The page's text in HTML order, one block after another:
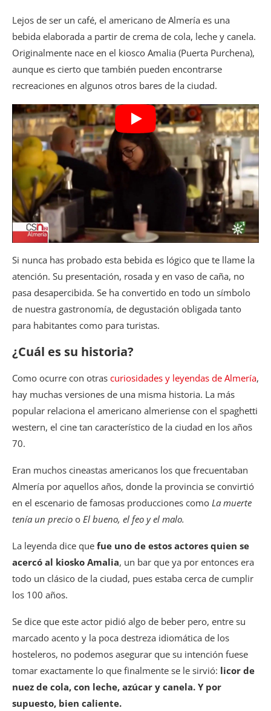
Lejos de ser un café, el americano de Almería es una
bebida elaborada a partir de crema de cola, leche y canela.
Originalmente nace en el kiosco Amalia (Puerta Purchena),
aunque es cierto que también pueden encontrarse
recreaciones en algunos otros bares de la ciudad.
Si nunca has probado esta bebida es lógico que te llame la
atención. Su presentación, rosada y en vaso de caña, no
pasa desapercibida. Se ha convertido en todo un símbolo
de nuestra gastronomía, de degustación obligada tanto
para habitantes como para turistas.
¿Cuál es su historia?
Como ocurre con otras curiosidades y leyendas de Almería,
hay muchas versiones de una misma historia. La más
popular relaciona el americano almeriense con el spaghetti
western, el cine tan característico de la ciudad en los años
70.
Eran muchos cineastas americanos los que frecuentaban
Almería por aquellos años, donde la provincia se convirtió
en el escenario de famosas producciones como La muerte
tenía un precio o El bueno, el feo y el malo.
La leyenda dice que fue uno de estos actores quien se
acercó al kiosko Amalia, un bar que ya por entonces era
todo un clásico de la ciudad, pues estaba cerca de cumplir
los 100 años.
Se dice que este actor pidió algo de beber pero, entre su
marcado acento y la poca destreza idiomática de los
hosteleros, no podemos asegurar que su intención fuese
tomar exactamente lo que finalmente se le sirvió: licor de
nuez de cola, con leche, azúcar y canela. Y por
supuesto, bien caliente.